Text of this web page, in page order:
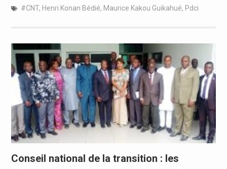
#CNT, Henri Konan Bédié, Maurice Kakou Guikahué, Pdci
Conseil national de la transition : les